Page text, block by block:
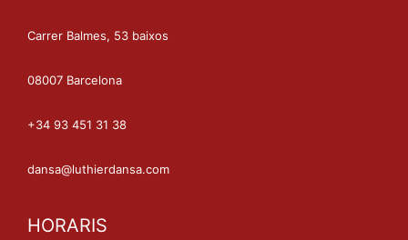
Carrer Balmes, 53 baixos
08007 Barcelona
+34 93 451 31 38
dansa@luthierdansa.com
HORARIS